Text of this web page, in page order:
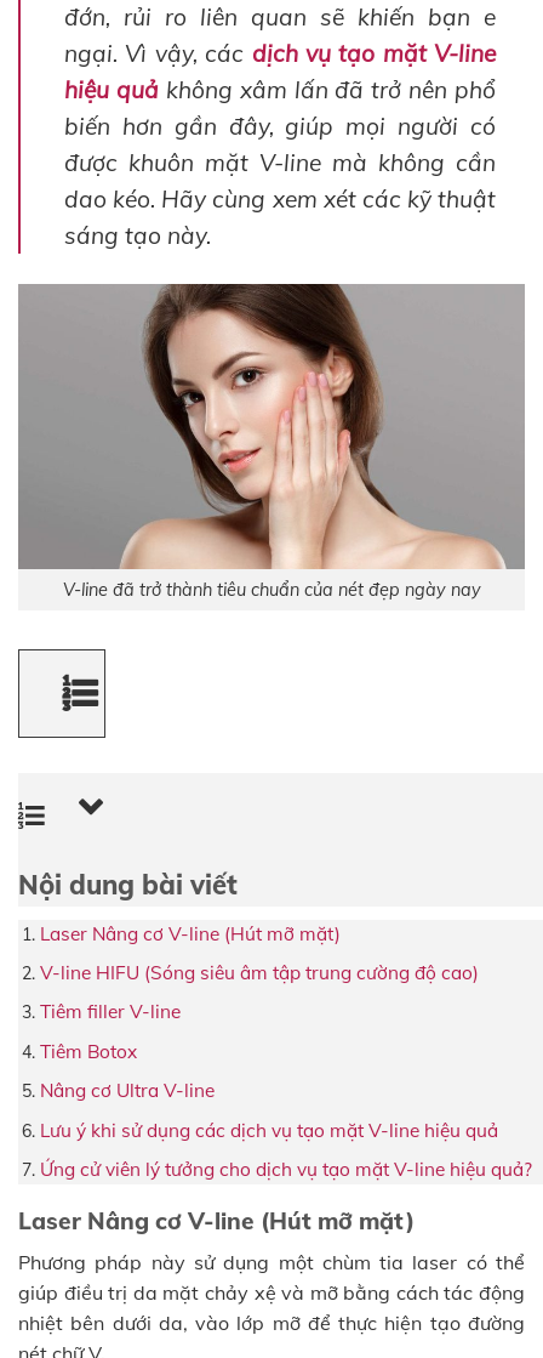
đớn, rủi ro liên quan sẽ khiến bạn e
ngại. Vì vậy, các dịch vụ tạo mặt V-line
hiệu quảkhông xâm lấn đã trở nên phổ
biến hơn gần đây, giúp mọi người có
được khuôn mặt V-line mà không cần
dao kéo. Hãy cùng xem xét các kỹ thuật
sáng tạo này.
V-line đã trở thành tiêu chuẩn của nét đẹp ngày nay
Nội dung bài viết
Laser Nâng cơ V-line (Hút mỡ mặt)
V-line HIFU (Sóng siêu âm tập trung cường độ cao)
Tiêm filler V-line
Tiêm Botox
Nâng cơ Ultra V-line
Lưu ý khi sử dụng các dịch vụ tạo mặt V-line hiệu quả
Ứng cử viên lý tưởng cho dịch vụ tạo mặt V-line hiệu quả?
Laser Nâng cơ V-line (Hút mỡ mặt)
Phương pháp này sử dụng một chùm tia laser có thể
giúp điều trị da mặt chảy xệ và mỡ bằng cách tác động
nhiệt bên dưới da, vào lớp mỡ để thực hiện tạo đường
nét chữ V.